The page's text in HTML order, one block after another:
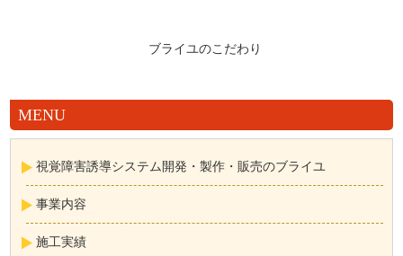
ブライユのこだわり
MENU
視覚障害誘導システム開発・製作・販売のブライユ
事業内容
施工実績